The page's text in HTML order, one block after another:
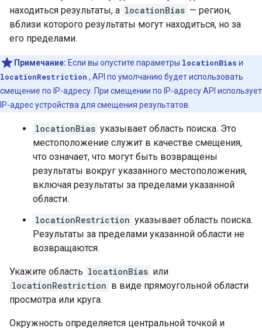
находиться результаты, а locationBias — регион,
вблизи которого результаты могут находиться, но за
его пределами.
Примечание: Если вы опустите параметры locationBias и
locationRestriction , API по умолчанию будет использовать
смещение по IP-адресу. При смещении по IP-адресу API использует
IP-адрес устройства для смещения результатов.
locationBias указывает область поиска. Это
местоположение служит в качестве смещения,
что означает, что могут быть возвращены
результаты вокруг указанного местоположения,
включая результаты за пределами указанной
области.
locationRestriction указывает область поиска.
Результаты за пределами указанной области не
возвращаются.
Укажите область locationBias или
locationRestriction в виде прямоугольной области
просмотра или круга.
Окружность определяется центральной точкой и